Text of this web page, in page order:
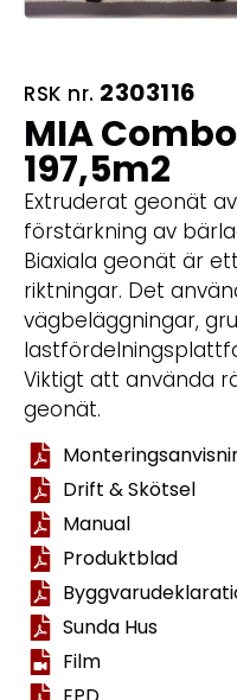
RSK nr. 2303116
MIA
197,5m2
Extruderat geonät
förstärkning av
Biaxiala geonät är
riktningar. Det
vägbeläggningar,
Viktigt att använda
geonät.
Drift & Skötsel
Manual
Produktblad
Sunda Hus
Film